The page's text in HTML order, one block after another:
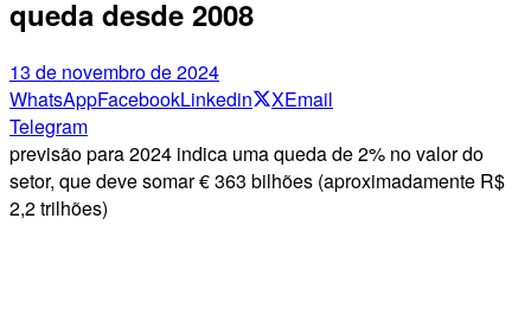
queda desde 2008
13 de novembro de 2024
WhatsAppFacebookLinkedin XEmail
Telegram
previsão para 2024 indica uma queda de 2% no valor do
setor, que deve somar € 363 bilhões (aproximadamente R$
2,2 trilhões)